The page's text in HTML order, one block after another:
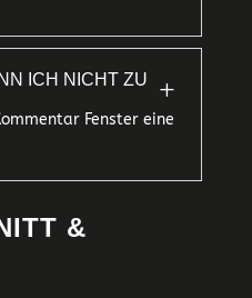
ICH NICHT ZU
L
Fenster eine
&